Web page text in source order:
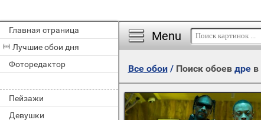
Главная страница
Лучшие обои дня
Фоторедактор
Пейзажи
Девушки
Menu
Все обои/ Поиск обоев древ